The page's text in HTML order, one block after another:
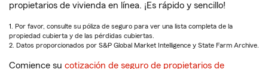
propietarios de vivienda en línea. ¡Es rápido y sencillo!
1. Por favor, consulte su póliza de seguro para ver una lista completa de la
propiedad cubierta y de las pérdidas cubiertas.
2. Datos proporcionados por S&P Global Market Intelligence y State Farm Archive.
Comience su cotización de seguro de propietarios de